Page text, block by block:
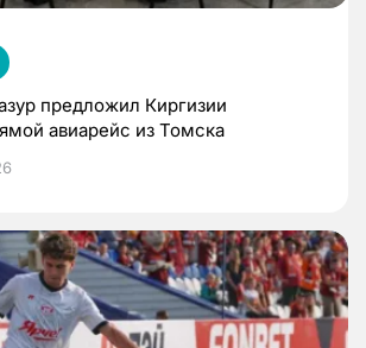
предложил Киргизии
авиарейс из Томска